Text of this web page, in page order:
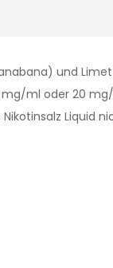
und
mg/ml oder 20
Liquid